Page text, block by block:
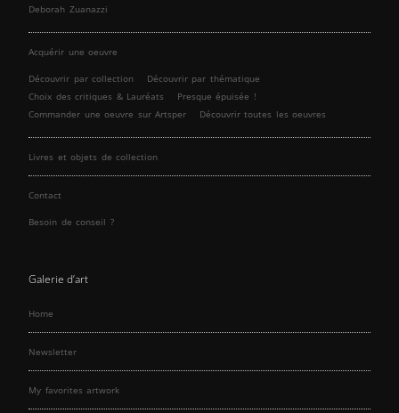
Deborah Zuanazzi
Acquérir une oeuvre
Découvrir par collection
Découvrir par thématique
Choix des critiques & Lauréats
Presque épuisée !
Commander une oeuvre sur Artsper
Découvrir toutes les oeuvres
Livres et objets de collection
Contact
Besoin de conseil ?
Galerie d’art
Home
Newsletter
My favorites artwork